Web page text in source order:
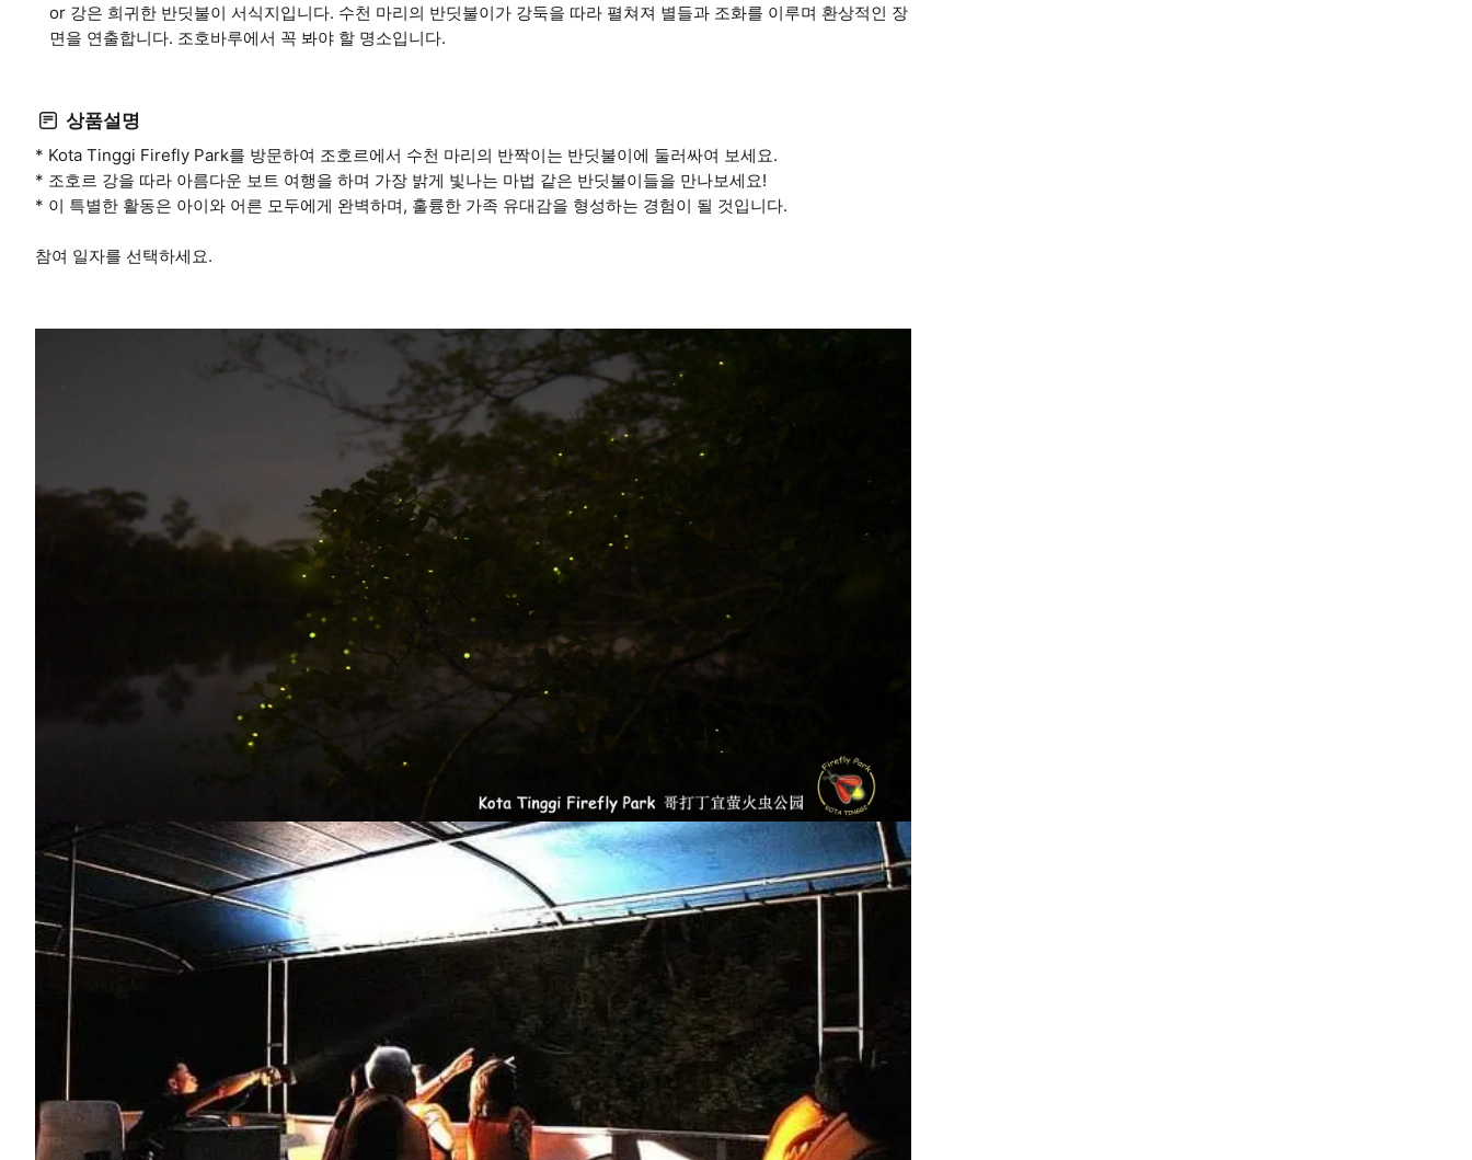
or 강은 희귀한 반딧불이 서식지입니다. 수천 마리의 반딧불이가 강둑을 따라 펼쳐져 별들과 조화를 이루며 환상적인 장
면을 연출합니다. 조호바루에서 꼭 봐야 할 명소입니다.
상품설명
* Kota Tinggi Firefly Park를 방문하여 조호르에서 수천 마리의 반짝이는 반딧불이에 둘러싸여 보세요.
* 조호르 강을 따라 아름다운 보트 여행을 하며 가장 밝게 빛나는 마법 같은 반딧불이들을 만나보세요!
* 이 특별한 활동은 아이와 어른 모두에게 완벽하며, 훌륭한 가족 유대감을 형성하는 경험이 될 것입니다.
참여 일자를 선택하세요.